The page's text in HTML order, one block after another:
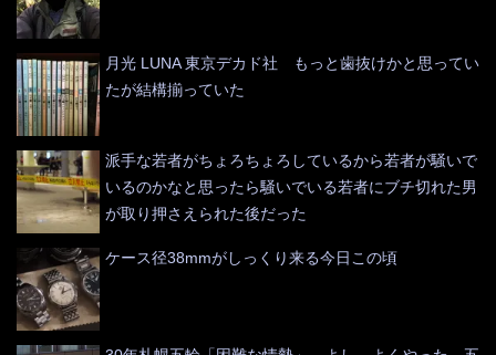
月光 LUNA 東京デカド社 もっと歯抜けかと思ってい
たが結構揃っていた
派手な若者がちょろちょろしているから若者が騒いで
いるのかなと思ったら騒いでいる若者にブチ切れた男
が取り押さえられた後だった
ケース径38mmがしっくり来る今日この頃